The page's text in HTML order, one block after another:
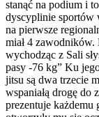
stanąć na podium i
dyscyplinie sportów
na pierwsze
miał 4 zawodników.
wychodząc z Sali
pasy -76 kg” Ku
jitsu są dwa trzecie
wspaniałą drogę do
prezentuje każdemu